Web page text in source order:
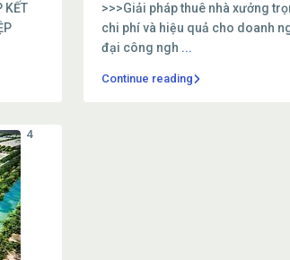
KẾT
>>>Giải pháp thuê nhà xưởng
chi phí và hiệu quả cho doanh
đại công ngh ...
Continue reading
4